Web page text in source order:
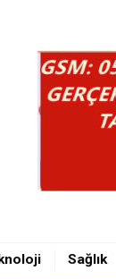
Sağlık
KURULDU